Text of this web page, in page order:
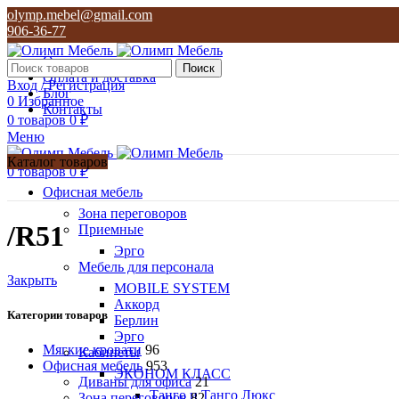
olymp.mebel@gmail.com
906-36-77
О нас
Оплата и доставка
Блог
Контакты
Поиск
Вход / Регистрация
0 Избранное
0 товаров 0₽
Меню
0товаров 0₽
Каталог товаров
Офисная мебель
Зона переговоров
Приемные
Эрго
Мебель для персонала
MOBILE SYSTEM
Аккорд
Берлин
Эрго
Кабинеты
ЭКОНОМ КЛАСС
Танго и Танго Люкс
/R51
Закрыть
Категории товаров
Мягкие кровати 96
Офисная мебель 953
Диваны для офиса 21